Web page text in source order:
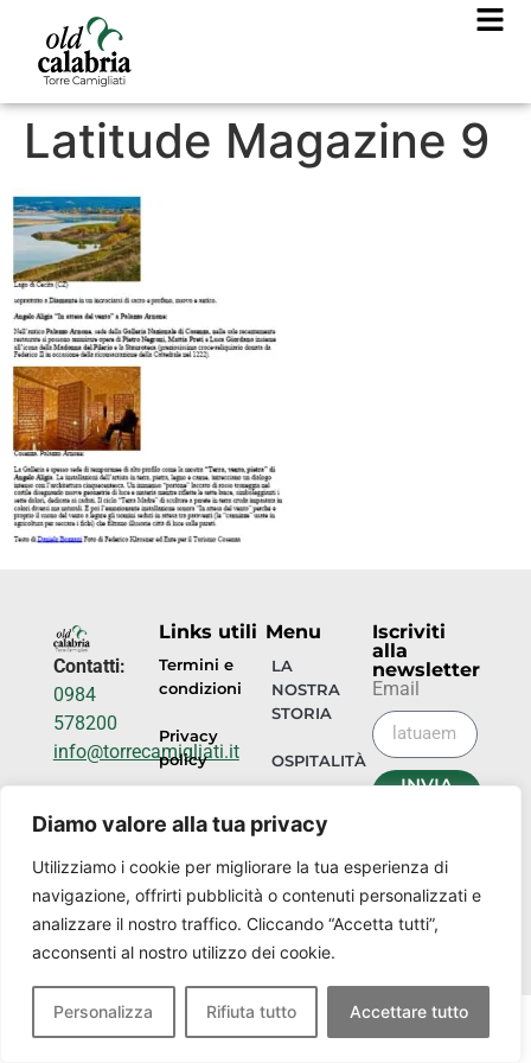
Diamo valore alla tua privacy
Utilizziamo i cookie per migliorare la tua esperienza di
navigazione, offrirti pubblicità o contenuti personalizzati e
analizzare il nostro traffico. Cliccando “Accetta tutti”,
acconsenti al nostro utilizzo dei cookie.
Personalizza Rifiuta tutto Accettare tutto
Latitude Magazine 9
Contatti:
0984
578200
info@torrecamigliati.it
Camigliati,
Silano CS
Links utili
Termini e
condizioni
Privacy
policy
Menu
LA
NOSTRA
STORIA
OSPITALITÀ
NOSTRI
LUOGHI
Iscriviti
alla
newsletter
Email
INVIA